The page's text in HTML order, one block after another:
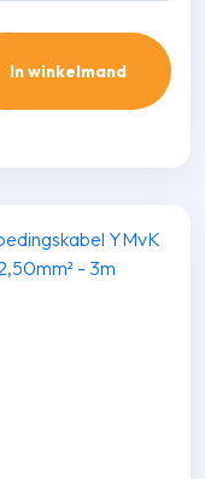
In winkelmand